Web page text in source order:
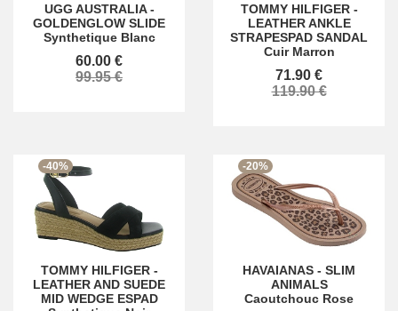
UGG AUSTRALIA-
GOLDENGLOW SLIDE
Synthetique Blanc
60.00 €
99.95 €
TOMMY HILFIGER-
LEATHER ANKLE
STRAPESPAD SANDAL
Cuir Marron
71.90 €
119.90 €
-40%
TOMMY HILFIGER-
LEATHER AND SUEDE
MID WEDGE ESPAD
-20%
HAVAIANAS - SLIM
ANIMALS
Caoutchouc Rose